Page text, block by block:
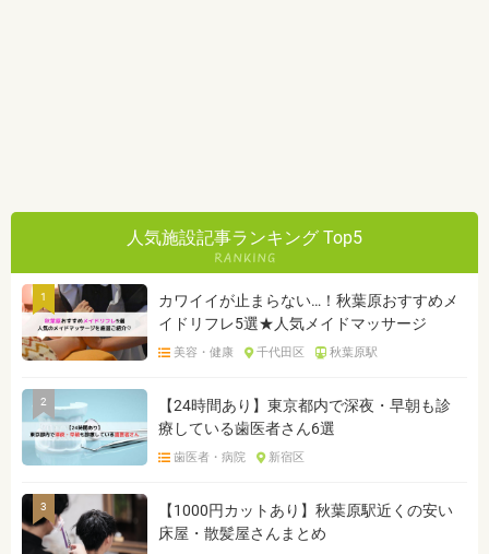
人気施設記事ランキング Top5
1
カワイイが止まらない…！秋葉原おすすめメ
イドリフレ5選★人気メイドマッサージ
美容・健康 千代田区 秋葉原駅
2
【24時間あり】東京都内で深夜・早朝も診
療している歯医者さん6選
歯医者・病院 新宿区
3
【1000円カットあり】秋葉原駅近くの安い
床屋・散髪屋さんまとめ